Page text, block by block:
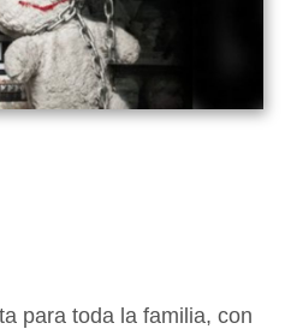
para toda la familia, con